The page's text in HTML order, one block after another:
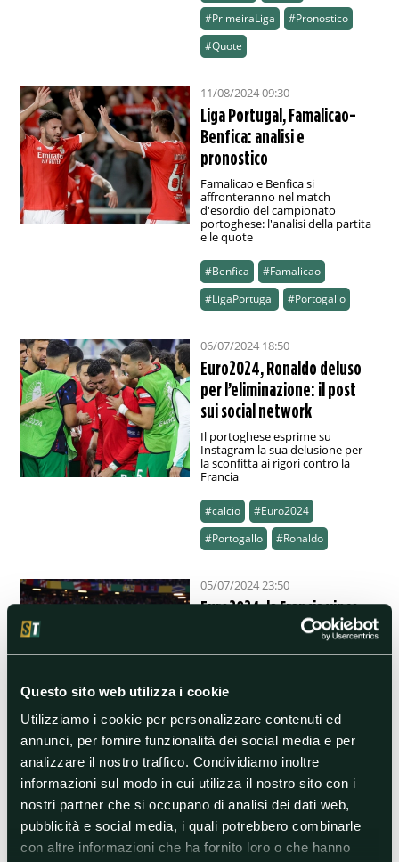
Questo sito web utilizza i cookie
Utilizziamo i cookie per personalizzare contenuti ed
annunci, per fornire funzionalità dei social media e per
analizzare il nostro traffico. Condividiamo inoltre
informazioni sul modo in cui utilizza il nostro sito con i
nostri partner che si occupano di analisi dei dati web,
pubblicità e social media, i quali potrebbero combinarle
con altre informazioni che ha fornito loro o che hanno
#PrimeiraLiga
#Pronostico
#Quote
11/08/2024 09:30
Liga Portugal, Famalicao-
Benfica: analisi e
pronostico
Famalicao e Benfica si
affronteranno nel match
d'esordio del campionato
portoghese: l'analisi della partita
e le quote
#Benfica
#Famalicao
#LigaPortugal
#Portogallo
06/07/2024 18:50
Euro2024, Ronaldo deluso
per l’eliminazione: il post
sui social network
Il portoghese esprime su
Instagram la sua delusione per
la sconfitta ai rigori contro la
Francia
#calcio
#Euro2024
#Portogallo
#Ronaldo
05/07/2024 23:50
Euro2024, la Francia vince
ai rigori: l'errore di Joao
Felix condanna il Portogallo
Bleus' a conquistare la vittoria,
Barcellona rimanda a casa i
#Euro2024
#Francia
#JoaoFelix
#Portogallo
05/07/2024 23:10